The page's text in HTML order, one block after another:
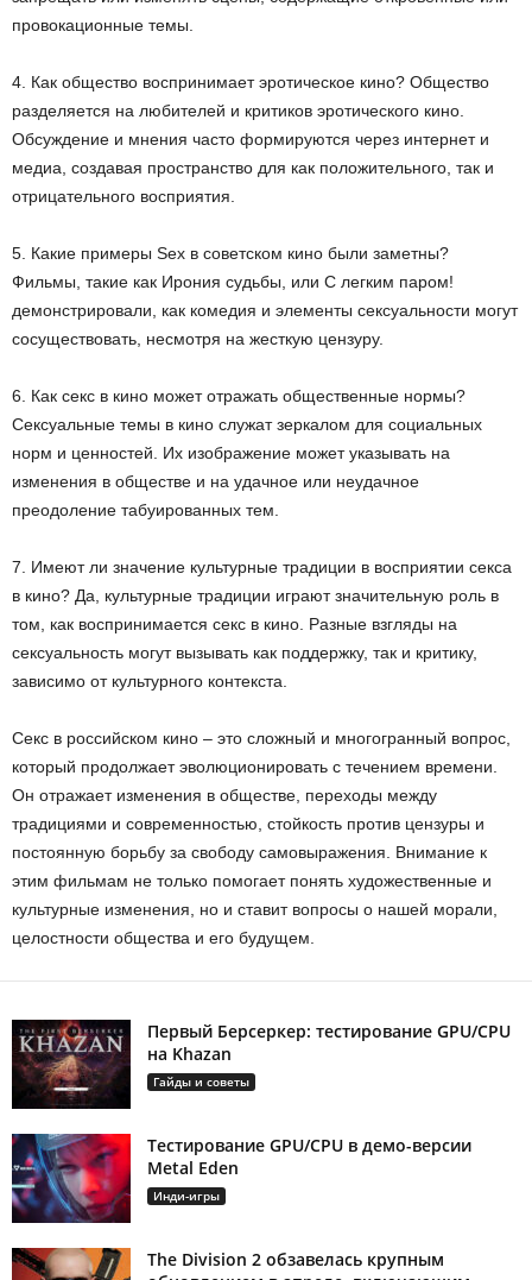
провокационные темы.
4. Как общество воспринимает эротическое кино? Общество
разделяется на любителей и критиков эротического кино.
Обсуждение и мнения часто формируются через интернет и
медиа, создавая пространство для как положительного, так и
отрицательного восприятия.
5. Какие примеры Sex в советском кино были заметны?
Фильмы, такие как Ирония судьбы, или С легким паром!
демонстрировали, как комедия и элементы сексуальности могут
сосуществовать, несмотря на жесткую цензуру.
6. Как секс в кино может отражать общественные нормы?
Сексуальные темы в кино служат зеркалом для социальных
норм и ценностей. Их изображение может указывать на
изменения в обществе и на удачное или неудачное
преодоление табуированных тем.
7. Имеют ли значение культурные традиции в восприятии секса
в кино? Да, культурные традиции играют значительную роль в
том, как воспринимается секс в кино. Разные взгляды на
сексуальность могут вызывать как поддержку, так и критику,
зависимо от культурного контекста.
Секс в российском кино – это сложный и многогранный вопрос,
который продолжает эволюционировать с течением времени.
Он отражает изменения в обществе, переходы между
традициями и современностью, стойкость против цензуры и
постоянную борьбу за свободу самовыражения. Внимание к
этим фильмам не только помогает понять художественные и
культурные изменения, но и ставит вопросы о нашей морали,
целостности общества и его будущем.
Первый Берсеркер: тестирование GPU/CPU
на Khazan
Гайды и советы
Тестирование GPU/CPU в демо-версии
Metal Eden
Инди-игры
The Division 2 обзавелась крупным